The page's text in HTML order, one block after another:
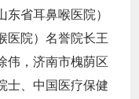
省耳鼻喉医院）
医院）名誉院长王
伟，济南市槐荫区
士、中国医疗保健